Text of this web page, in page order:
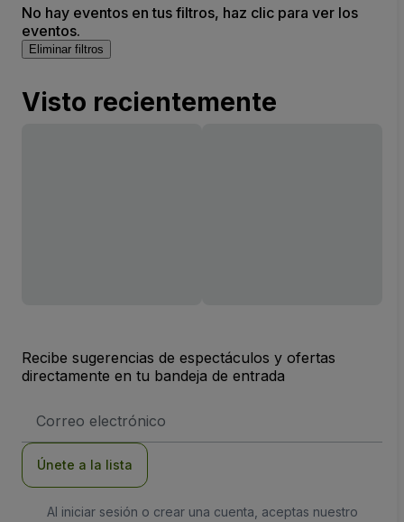
No hay eventos en tus filtros, haz clic para ver los
eventos.
Eliminar filtros
Visto recientemente
Recibe sugerencias de espectáculos y ofertas
directamente en tu bandeja de entrada
de
Únete a la lista
Al iniciar sesión o crear una cuenta, aceptas nuestro